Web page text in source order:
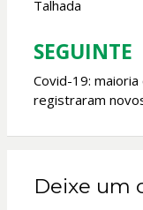
Post
Talhada
SEGUINTE
Covid-19:
registraram
Deixe um